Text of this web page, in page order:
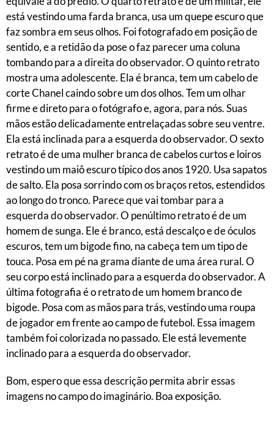
está vestindo uma farda branca, usa um quepe escuro que
faz sombra em seus olhos. Foi fotografado em posição de
sentido, e a retidão da pose o faz parecer uma coluna
tombando para a direita do observador. O quinto retrato
mostra uma adolescente. Ela é branca, tem um cabelo de
corte Chanel caindo sobre um dos olhos. Tem um olhar
firme e direto para o fotógrafo e, agora, para nós. Suas
mãos estão delicadamente entrelaçadas sobre seu ventre.
Ela está inclinada para a esquerda do observador. O sexto
retrato é de uma mulher branca de cabelos curtos e loiros
vestindo um maiô escuro típico dos anos 1920. Usa sapatos
de salto. Ela posa sorrindo com os braços retos, estendidos
ao longo do tronco. Parece que vai tombar para a
esquerda do observador. O penúltimo retrato é de um
homem de sunga. Ele é branco, está descalço e de óculos
escuros, tem um bigode fino, na cabeça tem um tipo de
touca. Posa em pé na grama diante de uma área rural. O
seu corpo está inclinado para a esquerda do observador. A
última fotografia é o retrato de um homem branco de
bigode. Posa com as mãos para trás, vestindo uma roupa
de jogador em frente ao campo de futebol. Essa imagem
também foi colorizada no passado. Ele está levemente
inclinado para a esquerda do observador.
Bom, espero que essa descrição permita abrir essas
imagens no campo do imaginário. Boa exposição.